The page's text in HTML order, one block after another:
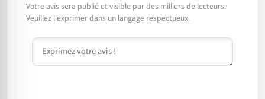
Votre avis sera publié et visible par des milliers de lecteurs.
Veuillez l'exprimer dans un langage respectueux.
Commentaire